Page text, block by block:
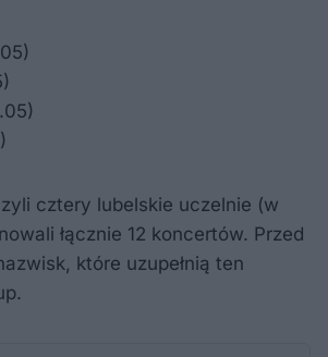
cztery lubelskie uczelnie (w
łącznie 12 koncertów. Przed
które uzupełnią ten